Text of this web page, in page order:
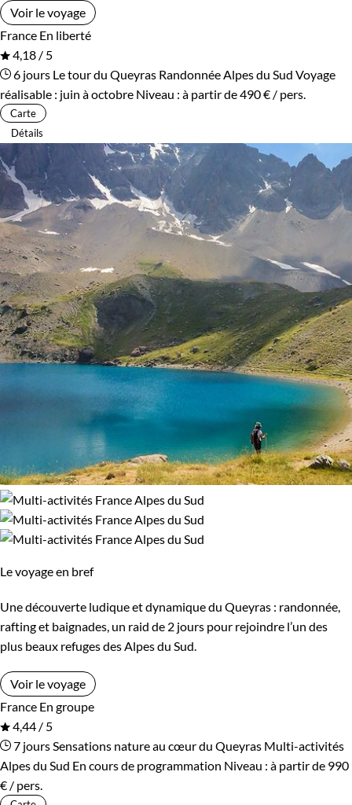
Voir le voyage
France En liberté
4,18 / 5
6 jours Le tour du Queyras Randonnée Alpes du Sud Voyage
réalisable : juin à octobre Niveau : à partir de490 € / pers.
Carte
Détails
Le voyage en bref
Une découverte ludique et dynamique du Queyras : randonnée,
rafting et baignades, un raid de 2 jours pour rejoindre l’un des
plus beaux refuges des Alpes du Sud.
Voir le voyage
France En groupe
4,44 / 5
7 jours Sensations nature au cœur du Queyras Multi-activités
Alpes du Sud En cours de programmation Niveau : à partir de 990
€ / pers.